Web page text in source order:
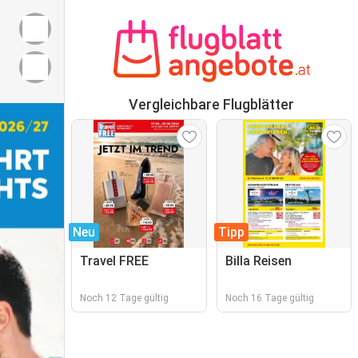
Vergleichbare Flugblätter
Neu
Travel FREE
Noch 12 Tage gültig
Tipp
Billa Reisen
Noch 16 Tage gültig